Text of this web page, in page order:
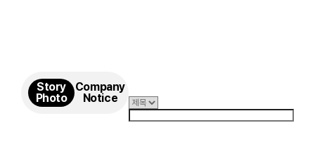
Story
Photo
Company
Notice